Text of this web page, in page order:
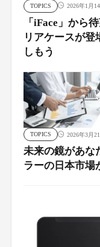
TOPICS 2026年1月
「iFace」から
リアケースが
しもう
TOPICS 2026年3月
未来の鏡があな
ラーの日本市場